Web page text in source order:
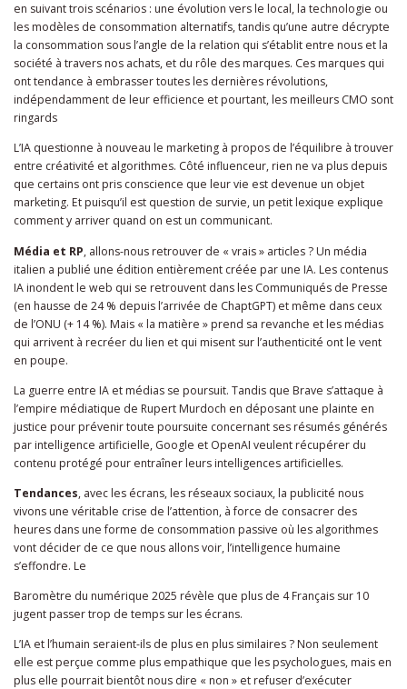
en suivant trois scénarios : une évolution vers le local, la technologie ou
les modèles de consommation alternatifs, tandis qu’une autre décrypte
la consommation sous l’angle de la relation qui s’établit entre nous et la
société à travers nos achats, et du rôle des marques. Ces marques qui
ont tendance à embrasser toutes les dernières révolutions,
indépendamment de leur efficience et pourtant, les meilleurs CMO sont
ringards
L’IA questionne à nouveau le marketing à propos de l’équilibre à trouver
entre créativité et algorithmes. Côté influenceur, rien ne va plus depuis
que certains ont pris conscience que leur vie est devenue un objet
marketing. Et puisqu’il est question de survie, un petit lexique explique
comment y arriver quand on est un communicant.
Média et RP, allons-nous retrouver de « vrais » articles ? Un média
italien a publié une édition entièrement créée par une IA. Les contenus
IA inondent le web qui se retrouvent dans les Communiqués de Presse
(en hausse de 24 % depuis l’arrivée de ChaptGPT) et même dans ceux
de l’ONU (+ 14 %). Mais « la matière » prend sa revanche et les médias
qui arrivent à recréer du lien et qui misent sur l’authenticité ont le vent
en poupe.
La guerre entre IA et médias se poursuit. Tandis que Brave s’attaque à
l’empire médiatique de Rupert Murdoch en déposant une plainte en
justice pour prévenir toute poursuite concernant ses résumés générés
par intelligence artificielle, Google et OpenAI veulent récupérer du
contenu protégé pour entraîner leurs intelligences artificielles.
Tendances, avec les écrans, les réseaux sociaux, la publicité nous
vivons une véritable crise de l’attention, à force de consacrer des
heures dans une forme de consommation passive où les algorithmes
vont décider de ce que nous allons voir, l’intelligence humaine
s’effondre. Le
Baromètre du numérique 2025 révèle que plus de 4 Français sur 10
jugent passer trop de temps sur les écrans.
L’IA et l’humain seraient-ils de plus en plus similaires ? Non seulement
elle est perçue comme plus empathique que les psychologues, mais en
plus elle pourrait bientôt nous dire « non » et refuser d’exécuter